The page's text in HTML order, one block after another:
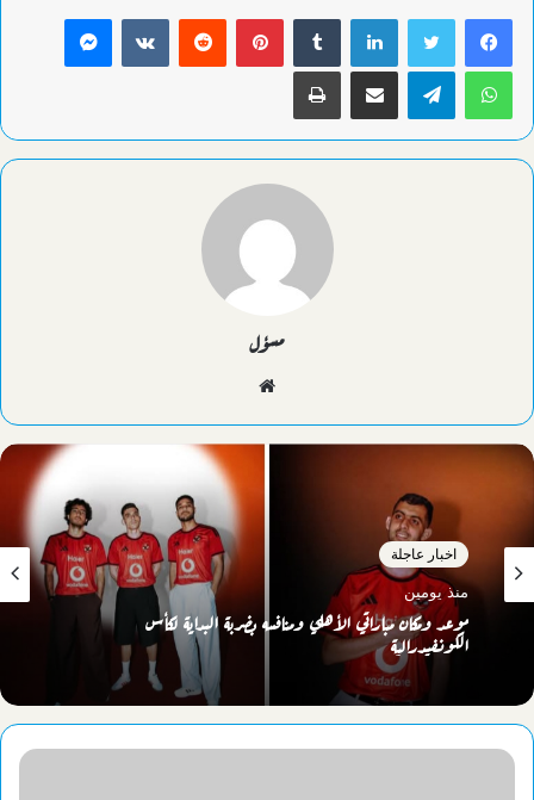
لينكدإن بينتيريست ماسنجر
واتساب تيلقرام مشاركة عبر البريد طباعة
مسؤل
اخبار عاجلة
منذ يومين
موعد ومكان مباراتي الأهلي ومنافسه بضربة البداية لكأس
الكونفيدرالية